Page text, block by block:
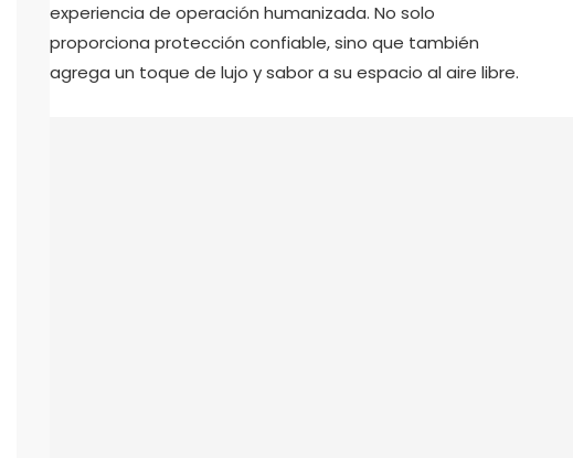
experiencia de operación humanizada. No solo
proporciona protección confiable, sino que también
agrega un toque de lujo y sabor a su espacio al aire libre.